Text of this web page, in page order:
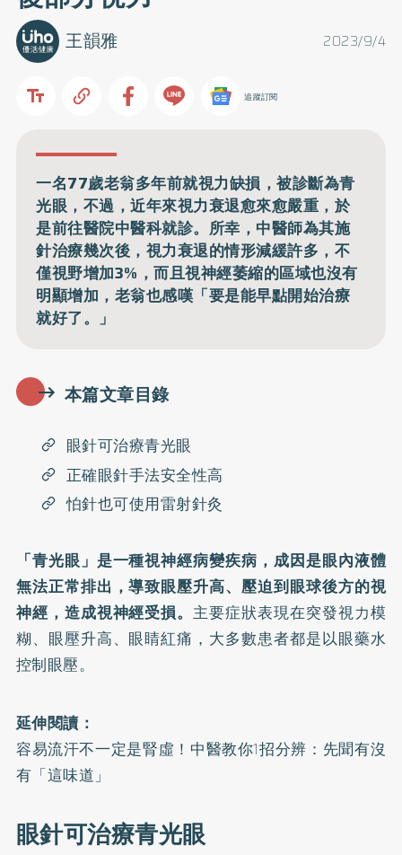
2023/9/4
王韻雅
追蹤訂閱
一名77歲老翁多年前就視力缺損，被診斷為青
光眼，不過，近年來視力衰退愈來愈嚴重，於
是前往醫院中醫科就診。所幸，中醫師為其施
針治療幾次後，視力衰退的情形減緩許多，不
僅視野增加3%，而且視神經萎縮的區域也沒有
明顯增加，老翁也感嘆「要是能早點開始治療
就好了。」
本篇文章目錄
眼針可治療青光眼
正確眼針手法安全性高
怕針也可使用雷射針灸
「青光眼」是一種視神經病變疾病，成因是眼內液體
無法正常排出，導致眼壓升高、壓迫到眼球後方的視
神經，造成視神經受損。主要症狀表現在突發視力模
糊、眼壓升高、眼睛紅痛，大多數患者都是以眼藥水
控制眼壓。
延伸閱讀：
容易流汗不一定是腎虛！中醫教你1招分辨：先聞有沒
有「這味道」
眼針可治療青光眼